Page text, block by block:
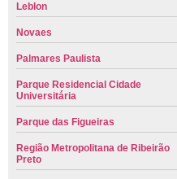
Leblon
Novaes
Palmares Paulista
Parque Residencial Cidade
Universitária
Parque das Figueiras
Região Metropolitana de Ribeirão
Preto